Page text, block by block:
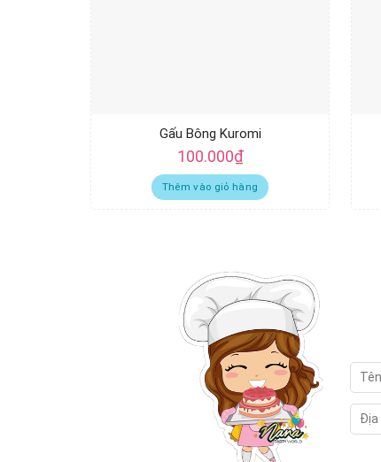
Gấu Bông Kuromi
100.000₫
Thêm vào giỏ hàng